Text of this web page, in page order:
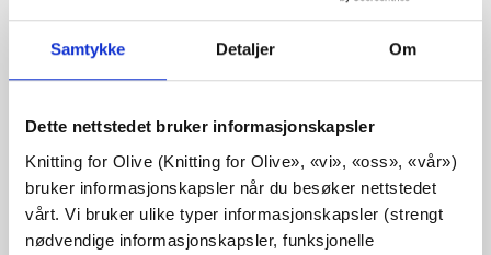
Samtykke Detaljer Om
Dette nettstedet bruker informasjonskapsler
Knitting for Olive (Knitting for Olive», «vi», «oss», «vår»)
bruker informasjonskapsler når du besøker nettstedet
vårt. Vi bruker ulike typer informasjonskapsler (strengt
nødvendige informasjonskapsler, funksjonelle
OLIVES CLASSIC RIB
€6,60
SPRÅK VELG SPRÅK